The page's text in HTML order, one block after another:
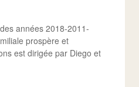
années 2018-2011-
prospère et
est dirigée par Diego et